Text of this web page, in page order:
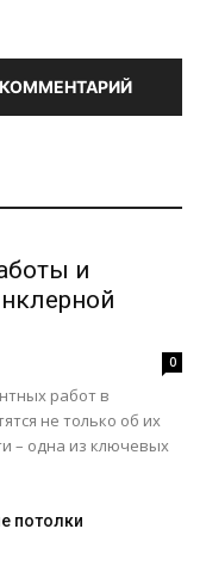
и
0
работ в
не только об их
– одна из ключевых
потолки